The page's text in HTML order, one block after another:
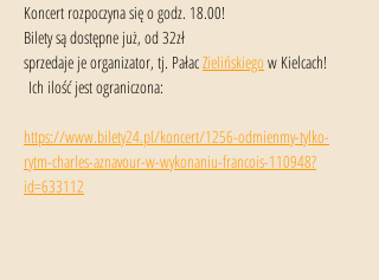
Koncert rozpoczyna się o godz. 18.00!
Bilety są dostępne już, od 32zł
sprzedaje je organizator, tj. Pałac Zielińskiego w Kielcach!
Ich ilość jest ograniczona:
https://www.bilety24.pl/koncert/1256-odmienmy-tylko-
rytm-charles-aznavour-w-wykonaniu-francois-110948?
id=633112